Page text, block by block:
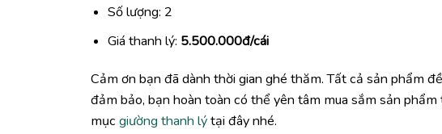
Số lượng: 2
Giá thanh lý: 5.500.000đ/cái
Cảm ơn bạn đã dành thời gian ghé thăm. Tất cả sản phẩm
đảm bảo, bạn hoàn toàn có thể yên tâm mua sắm sản
mục giường thanh lýtại đây nhé.